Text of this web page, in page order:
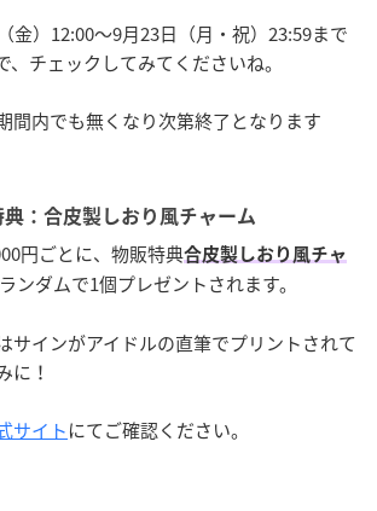
金）12:00～9月23日（月・祝）23:59まで
、チェックしてみてくださいね。
間内でも無くなり次第終了となります
：合皮製しおり風チャーム
円ごとに、物販特典合皮製しおり風チャ
ンダムで1個プレゼントされます。
サインがアイドルの直筆でプリントされて
に！
サイトにてご確認ください。